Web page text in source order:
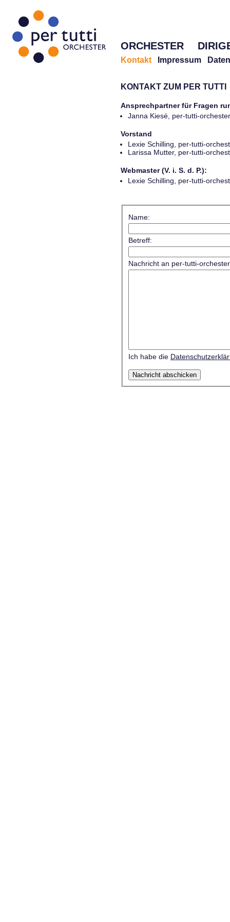
ORCHESTER
Kontakt Impressum
KONTAKT ZUM PER TUTTI
Ansprechpartner für Fragen
Janna Kiesé, per-tutti-
Vorstand
Lexie Schilling, per-tutti-
Larissa Mutter, per-tutti-
Webmaster (V. i. S. d. P.):
Lexie Schilling, per-tutti-
Name:
Betreff:
Nachricht an per-tutti-
Ich habe die